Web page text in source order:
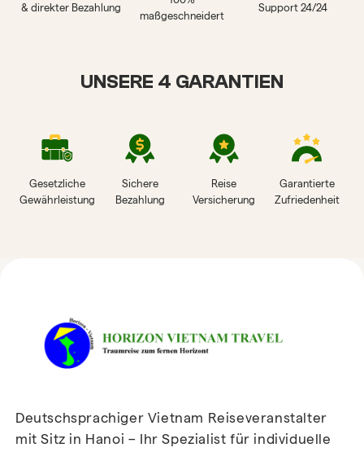
& direkter Bezahlung
maßgeschneidert
Support 24/24
UNSERE 4 GARANTIEN
Gesetzliche
Gewährleistung
Sichere
Bezahlung
Reise
Versicherung
Garantierte
Zufriedenheit
Deutschsprachiger Vietnam Reiseveranstalter
mit Sitz in Hanoi – Ihr Spezialist für individuelle